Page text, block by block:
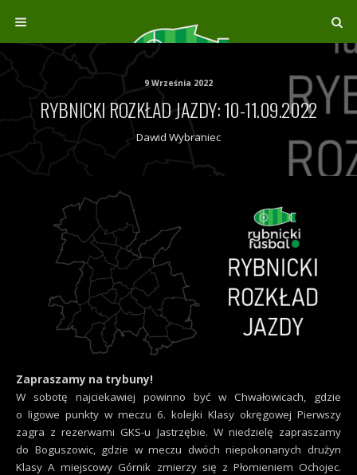
9 Września 2022
RYBNICKI ROZKŁAD JAZDY: 10-11.09.2022
Dawid Wybraniec
Zapraszamy na trybuny!
W sobotę najciekawiej powinno być w Chwałowicach, gdzie
o ligowe punkty w meczu 6. kolejki Klasy okręgowej Pierwszy
zagra z rezerwami GKS-u Jastrzębie. W niedzielę zapraszamy
do Boguszowic, gdzie w meczu dwóch niepokonanych drużyn
Klasy A miejscowy Górnik zmierzy się z Płomieniem Ochojec.